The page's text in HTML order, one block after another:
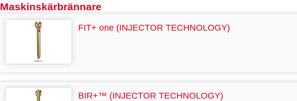
Maskinskärbrännare
FIT+ one (INJECTOR TECHNOLOGY)
BIR+™ (INJECTOR TECHNOLOGY)